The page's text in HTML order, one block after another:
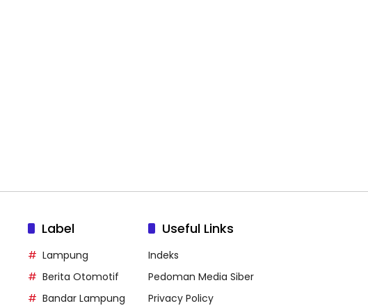
Label
Lampung
Berita Otomotif
Bandar Lampung
Useful Links
Indeks
Pedoman Media Siber
Privacy Policy